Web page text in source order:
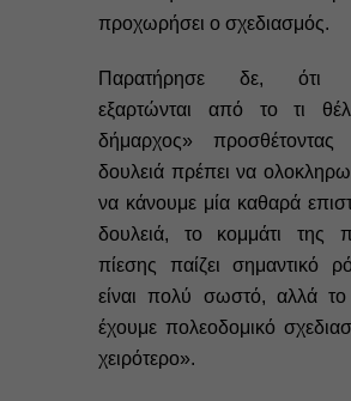
προχωρήσει ο σχεδιασμός.
Παρατήρησε δε, ότι
εξαρτώνται από το τι
δήμαρχος»
δουλειά πρέπει να
να κάνουμε μία καθαρά
δουλειά, το κομμάτι της
πίεσης παίζει σημαντικό
είναι πολύ σωστό, αλλά
έχουμε πολεοδομικό
χειρότερο».